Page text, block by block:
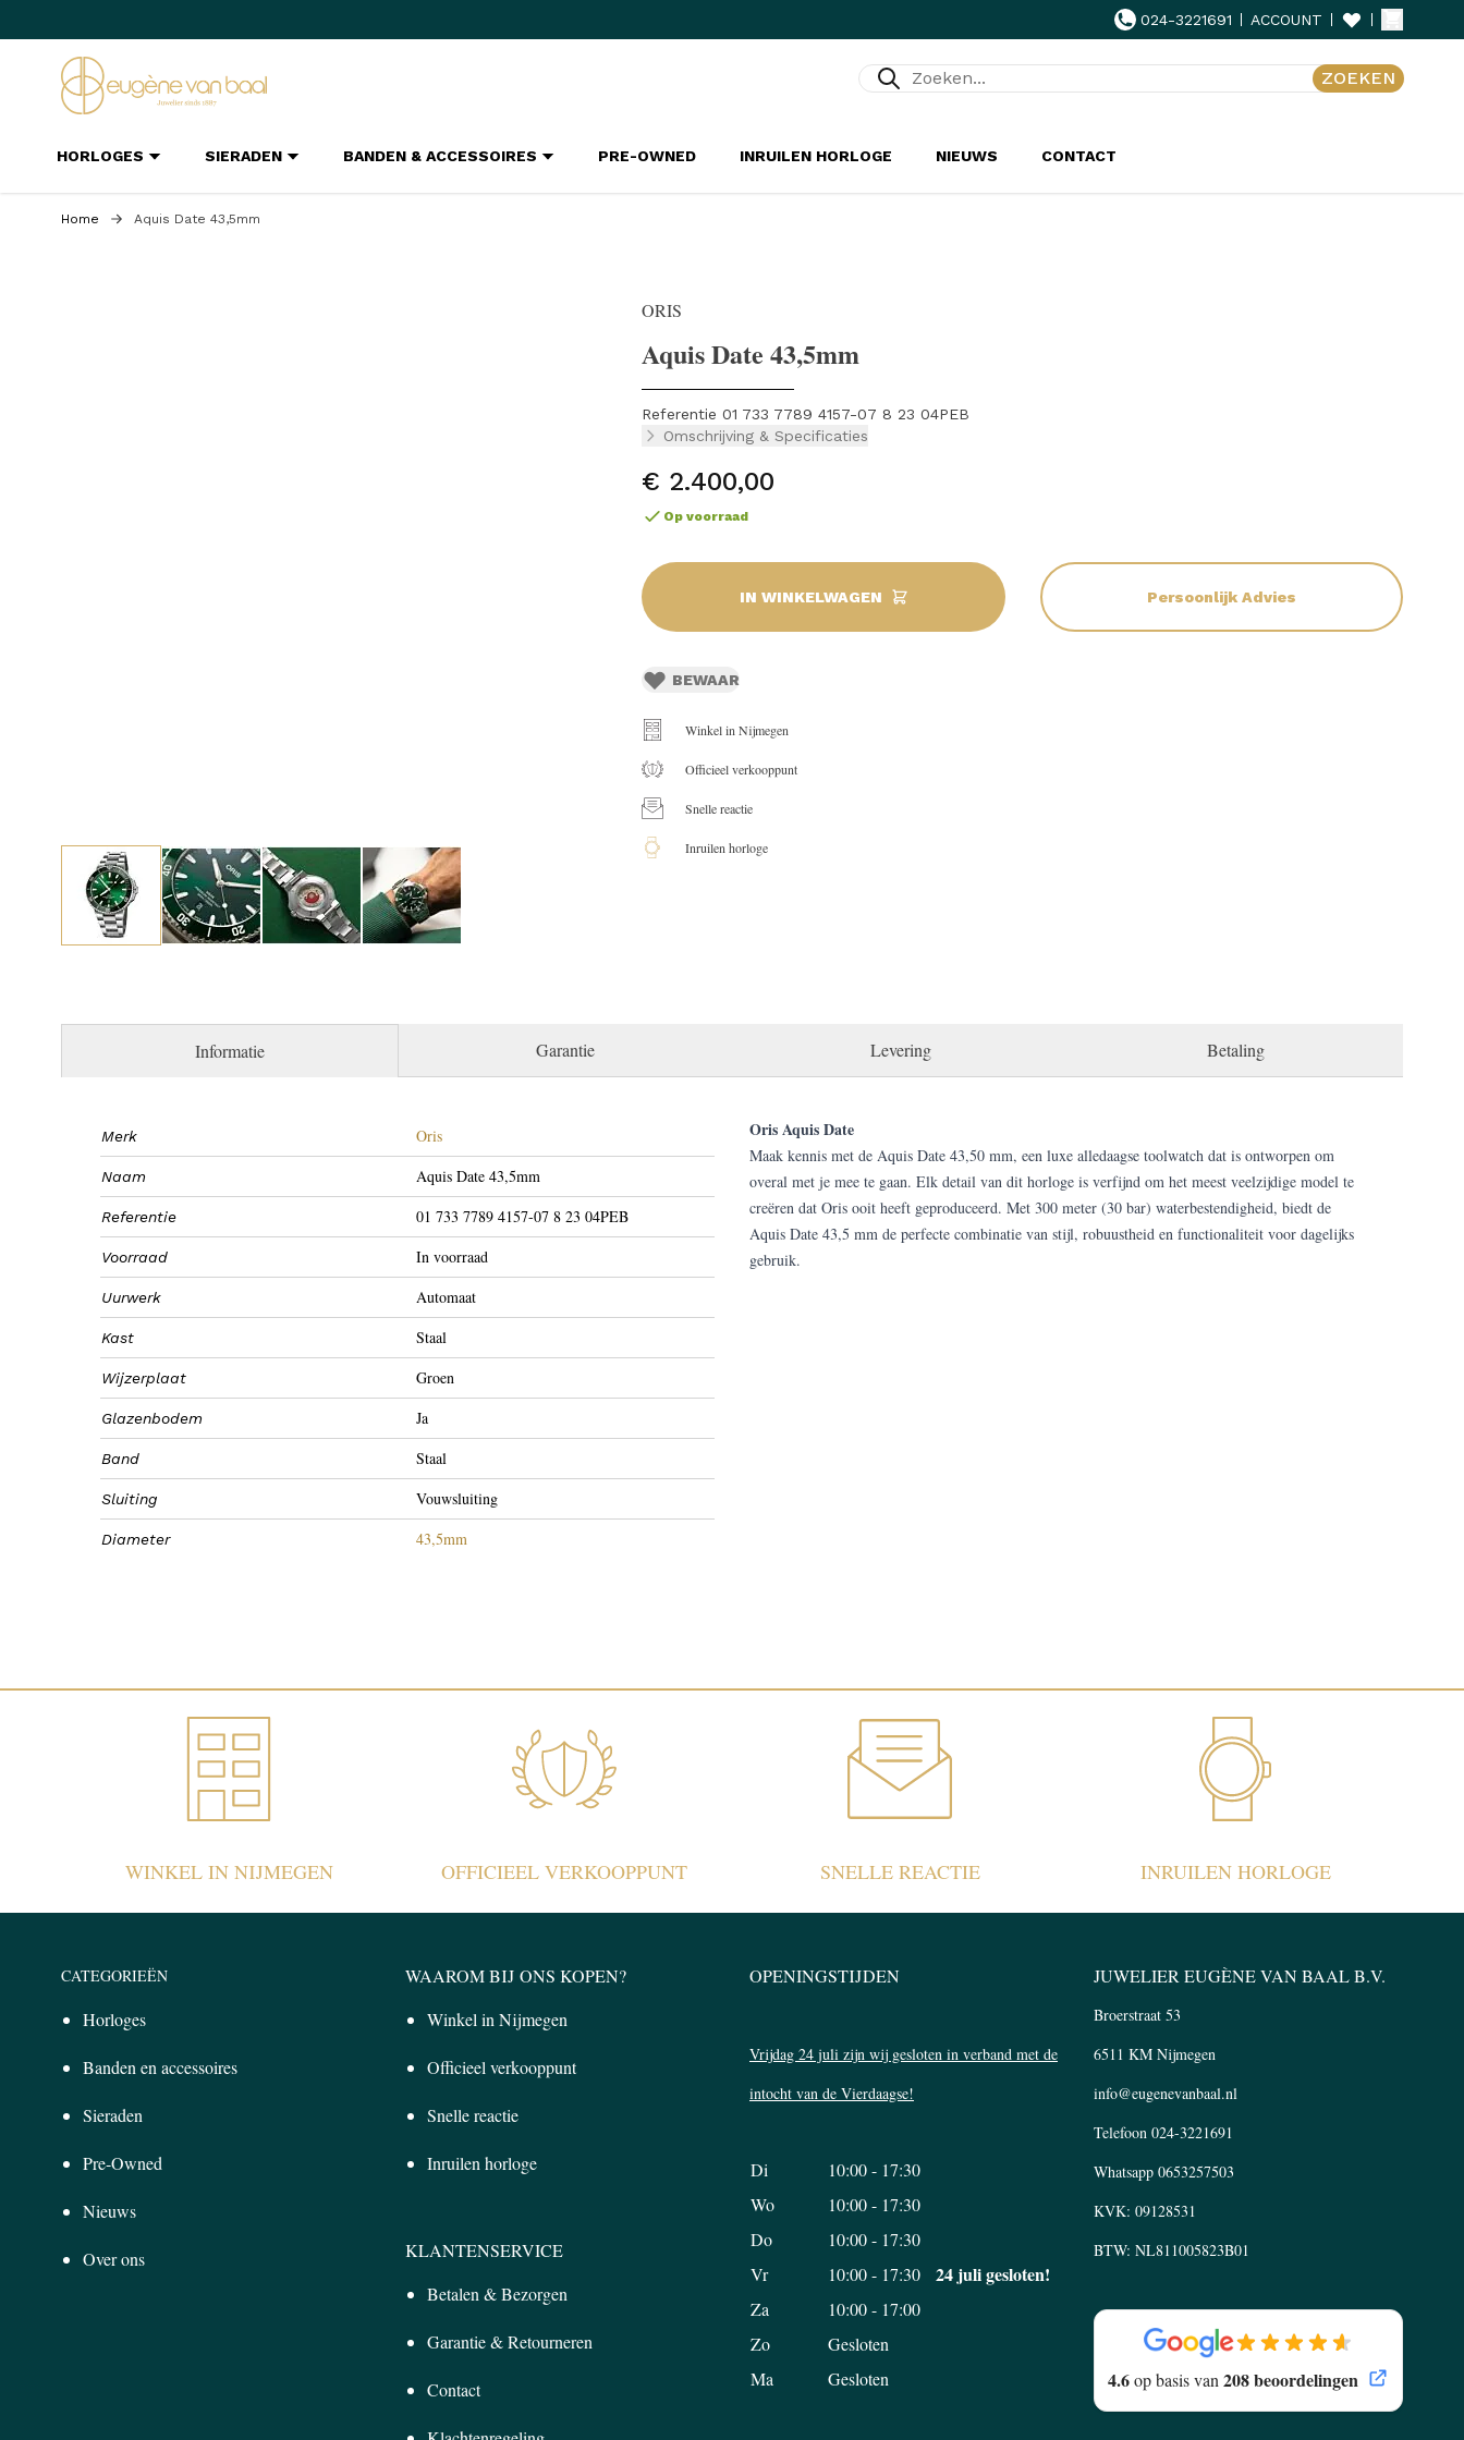
024-3221691 ACCOUNT
Zoeken... ZOEKEN
HORLOGES SIERADEN BANDEN & ACCESSOIRES PRE-OWNED INRUILEN HORLOGE NIEUWS CONTACT
Home Aquis Date 43,5mm
ORIS
Aquis Date 43,5mm
Referentie 01 733 7789 4157-07 8 23 04PEB
Omschrijving & Specificaties
€ 2.400,00
Op voorraad
IN WINKELWAGEN Persoonlijk Advies
BEWAAR
Winkel in Nijmegen
Officieel verkooppunt
Snelle reactie
Inruilen horloge
Informatie
Merk Oris
Naam Aquis Date 43,5mm
Referentie 01 733 7789 4157-07 8 23 04PEB
Voorraad In voorraad
Uurwerk Automaat
Kast Staal
Wijzerplaat Groen
Glazenbodem Ja
Band Staal
Sluiting Vouwsluiting
Diameter 43,5mm
Oris Aquis Date
Maak kennis met de Aquis Date 43,50 mm, een luxe alledaagse toolwatch dat is ontworpen om
overal met je mee te gaan. Elk detail van dit horloge is verfijnd om het meest veelzijdige model te
creëren dat Oris ooit heeft geproduceerd. Met 300 meter (30 bar) waterbestendigheid, biedt de
Aquis Date 43,5 mm de perfecte combinatie van stijl, robuustheid en functionaliteit voor dagelijks
gebruik.
Garantie Levering Betaling
WINKEL IN NIJMEGEN OFFICIEEL VERKOOPPUNT SNELLE REACTIE INRUILEN HORLOGE
CATEGORIEËN
Horloges
Banden en accessoires
Sieraden
Pre-Owned
Nieuws
Over ons
WAAROM BIJ ONS KOPEN?
Winkel in Nijmegen
Officieel verkooppunt
Snelle reactie
Inruilen horloge
KLANTENSERVICE
Betalen & Bezorgen
Garantie & Retourneren
Contact
OPENINGSTIJDEN
Vrijdag 24 juli zijn wij gesloten in verband met de
intocht van de Vierdaagse!
Di
10:00 - 17:30
Wo
10:00 - 17:30
Do
10:00 - 17:30
Vr
10:00 - 17:30 24 juli gesloten!
Za
10:00 - 17:00
Zo
Gesloten
Ma
Gesloten
JUWELIER EUGÈNE VAN BAAL B.V.
Broerstraat 53
6511 KM Nijmegen
info@eugenevanbaal.nl
Telefoon 024-3221691
Whatsapp 0653257503
KVK: 09128531
BTW: NL811005823B01
4.6op basis van 208 beoordelingen